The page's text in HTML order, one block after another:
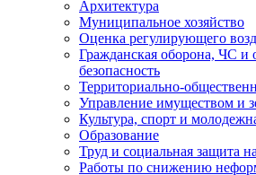
Архитектура
Муниципальное хозяйство
Оценка регулирующего
Гражданская оборона, ЧС и
безопасность
Территориально-
Управление имуществом и
Культура, спорт и
Образование
Труд и социальная защита
Работы по снижению